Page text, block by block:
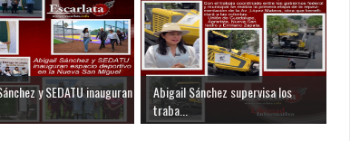
y SEDATU inauguran
Abigail Sánchez supervisa los
traba...